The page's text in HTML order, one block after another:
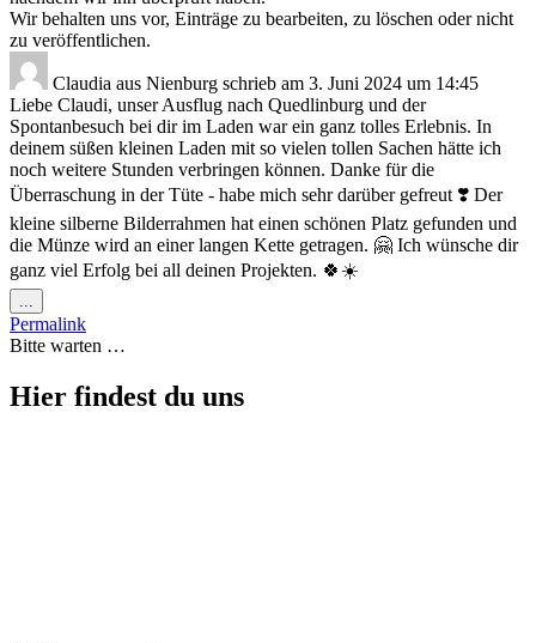
Wir behalten uns vor, Einträge zu bearbeiten, zu löschen oder nicht
zu veröffentlichen.
Claudia aus Nienburg schrieb am 3. Juni 2024 um 14:45
Liebe Claudi, unser Ausflug nach Quedlinburg und der
Spontanbesuch bei dir im Laden war ein ganz tolles Erlebnis. In
deinem süßen kleinen Laden mit so vielen tollen Sachen hätte ich
noch weitere Stunden verbringen können. Danke für die
Überraschung in der Tüte - habe mich sehr darüber gefreut ❣️ Der
kleine silberne Bilderrahmen hat einen schönen Platz gefunden und
die Münze wird an einer langen Kette getragen. 🤗 Ich wünsche dir
ganz viel Erfolg bei all deinen Projekten. 🍀☀️
...
Metabox
ein-/ausblenden.
Permalink
Bitte warten …
Hier findest du uns